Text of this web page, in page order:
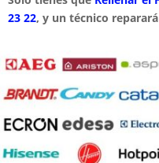
23 22, y un técnico